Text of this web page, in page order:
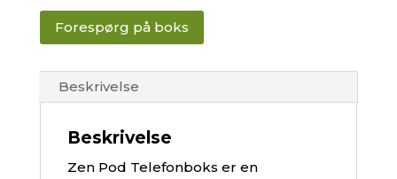
Forespørg på boks
Beskrivelse
Beskrivelse
Zen Pod Telefonboks er en